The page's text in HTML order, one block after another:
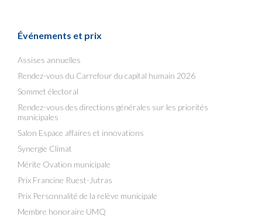
Événements et prix
Assises annuelles
Rendez-vous du Carrefour du capital humain 2026
Sommet électoral
Rendez-vous des directions générales sur les priorités
municipales
Salon Espace affaires et innovations
Synergie Climat
Mérite Ovation municipale
Prix Francine Ruest-Jutras
Prix Personnalité de la relève municipale
Membre honoraire UMQ